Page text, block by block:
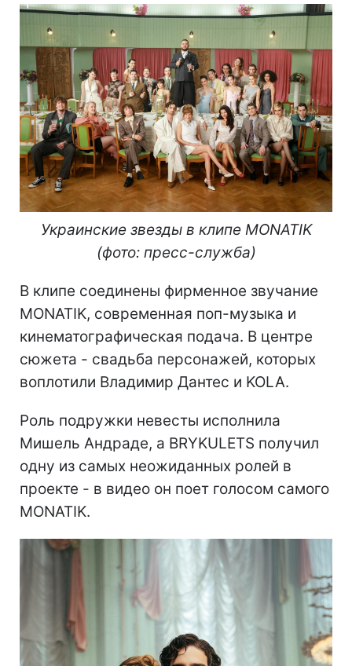
Украинские звезды в клипе MONATIK
(фото: пресс-служба)
В клипе соединены фирменное звучание
MONATIK, современная поп-музыка и
кинематографическая подача. В центре
сюжета - свадьба персонажей, которых
воплотили Владимир Дантес и KOLA.
Роль подружки невесты исполнила
Мишель Андраде, а BRYKULETS получил
одну из самых неожиданных ролей в
проекте - в видео он поет голосом самого
MONATIK.